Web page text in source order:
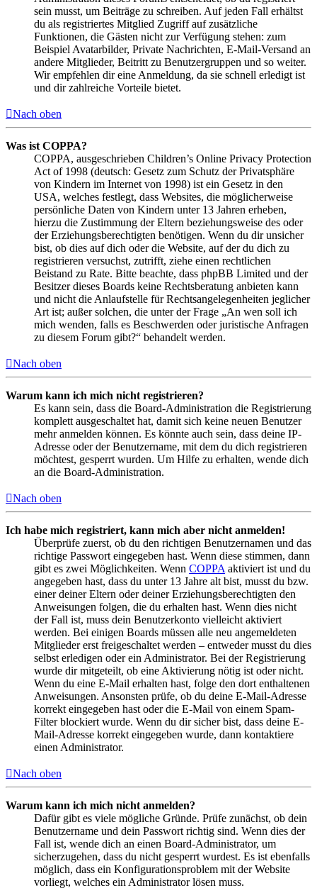
sein musst, um Beiträge zu schreiben. Auf jeden Fall erhältst
du als registriertes Mitglied Zugriff auf zusätzliche
Funktionen, die Gästen nicht zur Verfügung stehen: zum
Beispiel Avatarbilder, Private Nachrichten, E-Mail-Versand an
andere Mitglieder, Beitritt zu Benutzergruppen und so weiter.
Wir empfehlen dir eine Anmeldung, da sie schnell erledigt ist
und dir zahlreiche Vorteile bietet.
Nach oben
Was ist COPPA?
COPPA, ausgeschrieben Children’s Online Privacy Protection
Act of 1998 (deutsch: Gesetz zum Schutz der Privatsphäre
von Kindern im Internet von 1998) ist ein Gesetz in den
USA, welches festlegt, dass Websites, die möglicherweise
persönliche Daten von Kindern unter 13 Jahren erheben,
hierzu die Zustimmung der Eltern beziehungsweise des oder
der Erziehungsberechtigten benötigen. Wenn du dir unsicher
bist, ob dies auf dich oder die Website, auf der du dich zu
registrieren versuchst, zutrifft, ziehe einen rechtlichen
Beistand zu Rate. Bitte beachte, dass phpBB Limited und der
Besitzer dieses Boards keine Rechtsberatung anbieten kann
und nicht die Anlaufstelle für Rechtsangelegenheiten jeglicher
Art ist; außer solchen, die unter der Frage „An wen soll ich
mich wenden, falls es Beschwerden oder juristische Anfragen
zu diesem Forum gibt?“ behandelt werden.
Nach oben
Warum kann ich mich nicht registrieren?
Es kann sein, dass die Board-Administration die Registrierung
komplett ausgeschaltet hat, damit sich keine neuen Benutzer
mehr anmelden können. Es könnte auch sein, dass deine IP-
Adresse oder der Benutzername, mit dem du dich registrieren
möchtest, gesperrt wurden. Um Hilfe zu erhalten, wende dich
an die Board-Administration.
Nach oben
Ich habe mich registriert, kann mich aber nicht anmelden!
Überprüfe zuerst, ob du den richtigen Benutzernamen und das
richtige Passwort eingegeben hast. Wenn diese stimmen, dann
gibt es zwei Möglichkeiten. Wenn COPPA aktiviert ist und du
angegeben hast, dass du unter 13 Jahre alt bist, musst du bzw.
einer deiner Eltern oder deiner Erziehungsberechtigten den
Anweisungen folgen, die du erhalten hast. Wenn dies nicht
der Fall ist, muss dein Benutzerkonto vielleicht aktiviert
werden. Bei einigen Boards müssen alle neu angemeldeten
Mitglieder erst freigeschaltet werden – entweder musst du dies
selbst erledigen oder ein Administrator. Bei der Registrierung
wurde dir mitgeteilt, ob eine Aktivierung nötig ist oder nicht.
Wenn du eine E-Mail erhalten hast, folge den dort enthaltenen
Anweisungen. Ansonsten prüfe, ob du deine E-Mail-Adresse
korrekt eingegeben hast oder die E-Mail von einem Spam-
Filter blockiert wurde. Wenn du dir sicher bist, dass deine E-
Mail-Adresse korrekt eingegeben wurde, dann kontaktiere
einen Administrator.
Nach oben
Warum kann ich mich nicht anmelden?
Dafür gibt es viele mögliche Gründe. Prüfe zunächst, ob dein
Benutzername und dein Passwort richtig sind. Wenn dies der
Fall ist, wende dich an einen Board-Administrator, um
sicherzugehen, dass du nicht gesperrt wurdest. Es ist ebenfalls
möglich, dass ein Konfigurationsproblem mit der Website
vorliegt, welches ein Administrator lösen muss.